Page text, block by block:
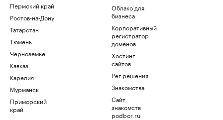
Пермский край
Ростов-на-Дону
Татарстан
Тюмень
Черноземье
Кавказ
Карелия
Мурманск
Приморский
край
Облако для
бизнеса
Корпоративный
регистратор
доменов
Хостинг
сайтов
Рег.решения
Знакомства
Сайт
знакомств
podbor.ru